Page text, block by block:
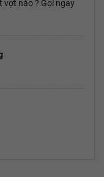
vợt nào ? Gọi ngay